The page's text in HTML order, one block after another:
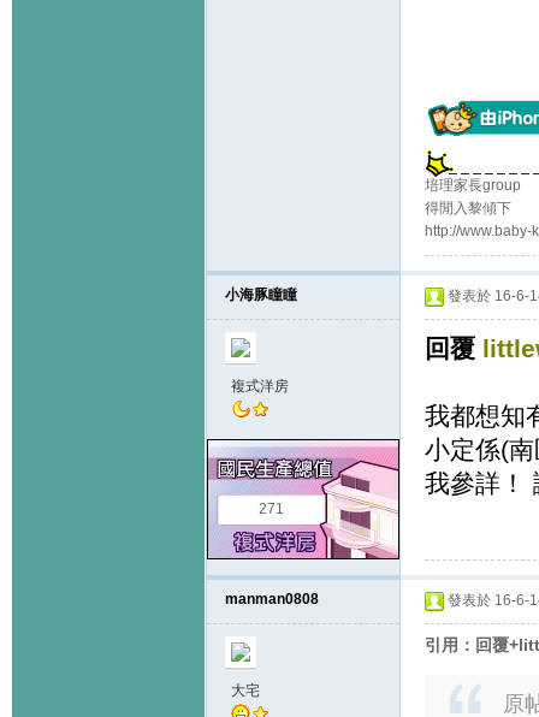
培理家長group
得閒入黎傾下
http://
小海豚瞳瞳
複式洋房
271
發表於 16-6-
回覆
我都想知
小定係(
我參詳！
manman0808
大宅
發表於 16-6-
引用：回覆
原